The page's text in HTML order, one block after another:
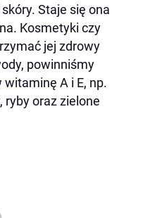
Staje się ona
Kosmetyki czy
jej zdrowy
powinniśmy
A i E, np.
ryby oraz zielone